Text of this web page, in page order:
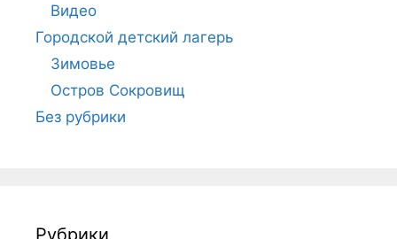
Видео
Городской детский лагерь
Зимовье
Остров Сокровищ
Без рубрики
Рубрики